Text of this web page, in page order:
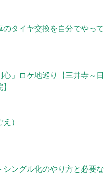
のタイヤ交換を自分でやって
心」ロケ地巡り【三井寺～日
）
シングル化のやり方と必要な